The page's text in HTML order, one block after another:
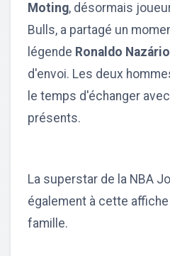
Moting, désormais
Bulls, a partagé un
légende Ronaldo Nazário
d'envoi. Les deux
le temps d'échanger
présents.
La superstar de la NBA
également à cette
famille.